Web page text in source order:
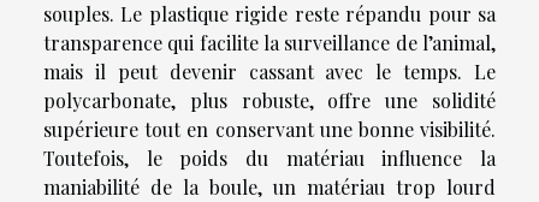
souples. Le plastique rigide reste répandu pour sa
transparence qui facilite la surveillance de l’animal,
mais il peut devenir cassant avec le temps. Le
polycarbonate, plus robuste, offre une solidité
supérieure tout en conservant une bonne visibilité.
Toutefois, le poids du matériau influence la
maniabilité de la boule, un matériau trop lourd